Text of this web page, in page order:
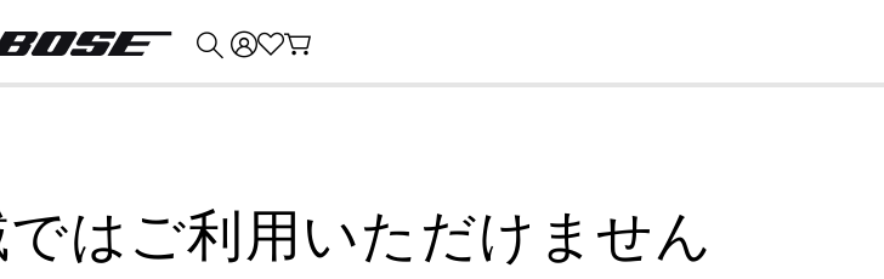
はご利用いただけません